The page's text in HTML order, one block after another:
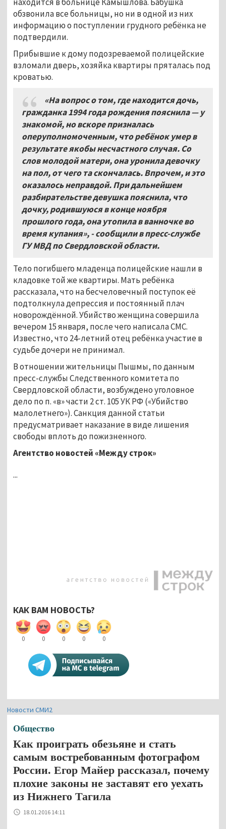
обзвонила все больницы, но ни в одной из них
информацию о поступлении грудного ребёнка не
подтвердили.
Прибывшие к дому подозреваемой полицейские
взломали дверь, хозяйка квартиры пряталась под
кроватью.
«На вопрос о том, где находится дочь,
гражданка 1994 года рождения пояснила — у
знакомой, но вскоре призналась
оперуполномоченным, что ребёнок умер в
результате якобы несчастного случая. Со
слов молодой матери, она уронила девочку
на пол, от чего та скончалась. Впрочем, и это
оказалось неправдой. При дальнейшем
разбирательстве девушка пояснила, что
дочку, родившуюся в конце ноября
прошлого года, она утопила в ванночке во
время купания», - сообщили в пресс-службе
ГУ МВД по Свердловской области.
Тело погибшего младенца полицейские нашли в
кладовке той же квартиры. Мать ребёнка
рассказала, что на бесчеловечный поступок её
подтолкнула депрессия и постоянный плач
новорождённой. Убийство женщина совершила
вечером 15 января, после чего написала СМС.
Известно, что 24-летний отец ребёнка участие в
судьбе дочери не принимал.
В отношении жительницы Пышмы, по данным
пресс-службы Следственного комитета по
Свердловской области, возбуждено уголовное
дело по п. «в» части 2 ст. 105 УК РФ («Убийство
малолетнего»). Санкция данной статьи
предусматривает наказание в виде лишения
свободы вплоть до пожизненного.
Агентство новостей «Между строк»
...
КАК ВАМ НОВОСТЬ?
0 0 0 0 0
Новости СМИ2
Общество
Как проиграть обезьяне и стать
самым востребованным фотографом
России. Егор Майер рассказал, почему
плохие законы не заставят его уехать
из Нижнего Тагила
18.01.2016 14:11